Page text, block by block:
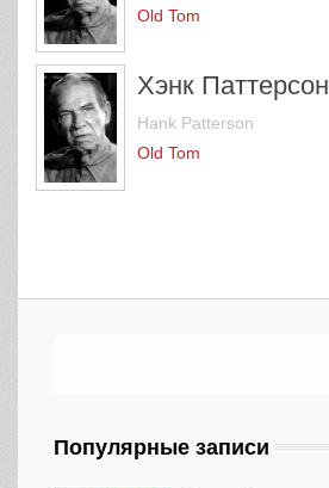
Old Tom
Хэнк Паттерсон
Hank Patterson
Old Tom
Популярные записи